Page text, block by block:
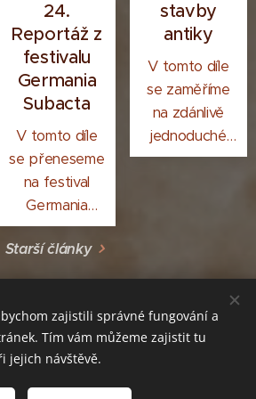
divadlo Římané
od Řeků
převzali.
24.
Reportáž z
festivalu
Germania
Subacta
V tomto díle
se přeneseme
na festival
Germania
Subacta, který
proběhl
poslední
víkend v
Mušově.
stavby
antiky
V tomto díle
se zaměříme
na zdánlivě
jednoduché
téma.
Dionysius z
označil za třetí
nejúžasnější
Starší články
podněty? Napište nám na e-mail:
hap.cz
zajistili správné fungování a
Tím vám můžeme zajistit tu
jejich návštěvě.